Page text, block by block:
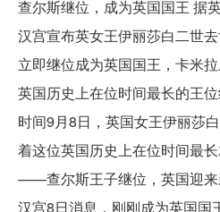
查尔斯继位，成为英国国王 据
汉宫宣布英女王伊丽莎白二世
立即继位成为英国国王，卡米
英国历史上在位时间最长的王
时间9月8日，英国女王伊丽莎
着这位英国历史上在位时间最
——查尔斯王子继位，英国迎来
汉宫8日消息，刚刚成为英国国